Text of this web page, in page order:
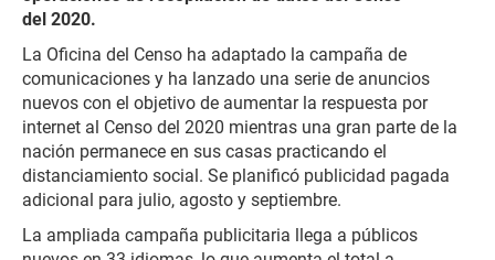
del 2020.
La Oficina del Censo ha adaptado la campaña de
comunicaciones y ha lanzado una serie de anuncios
nuevos con el objetivo de aumentar la respuesta por
internet al Censo del 2020 mientras una gran parte de la
nación permanece en sus casas practicando el
distanciamiento social. Se planificó publicidad pagada
adicional para julio, agosto y septiembre.
La ampliada campaña publicitaria llega a públicos